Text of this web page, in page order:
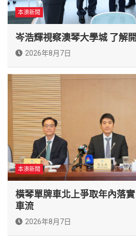
本澳新聞
岑浩輝視察澳琴大學城 了解
2026年8月7日
本澳新聞
橫琴單牌車北上爭取年內落
車流
2026年8月7日